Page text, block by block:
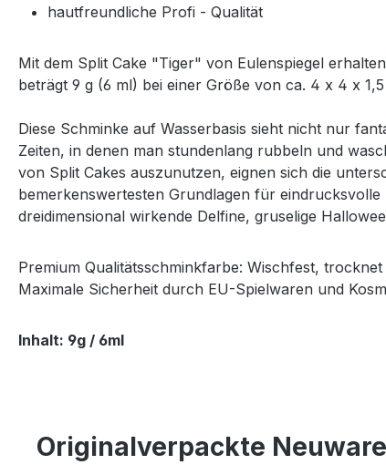
hautfreundliche Profi - Qualität
Mit dem Split Cake "Tiger" von Eulenspiegel
beträgt 9 g (6 ml) bei einer Größe von ca. 4 x 4 x
Diese Schminke auf Wasserbasis sieht nicht nur
Zeiten, in denen man stundenlang rubbeln und
von Split Cakes auszunutzen, eignen sich die
bemerkenswertesten Grundlagen für
dreidimensional wirkende Delfine, gruselige
Premium Qualitätsschminkfarbe: Wischfest,
Maximale Sicherheit durch EU-Spielwaren und
Inhalt: 9g / 6ml
Originalverpackte Neuware